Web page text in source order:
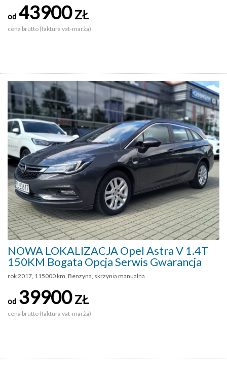
od 43900ZŁ
cena brutto (faktura vat-marża)
NOWA LOKALIZACJA Opel Astra V 1.4T
150KM Bogata Opcja Serwis Gwarancja
rok 2017, 115000 km, Benzyna, skrzynia manualna
od 39900ZŁ
cena brutto (faktura vat-marża)